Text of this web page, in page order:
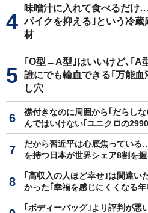
味噌汁に入れて食べるだけ
パイクを抑える｣という冷蔵
材
｢O型→A型｣はいいけど､｢
誰にでも輸血できる｢万能血
し穴
襟付きなのに周囲から｢だらし
んではいけない｢ユニクロの
だから習近平は心底焦ってい
を持つ日本が世界シェア8割を
｢高収入の人ほど幸せ｣は間違
かった｢幸福を感じにくくなる
｢ボディーバッグ｣より評判が